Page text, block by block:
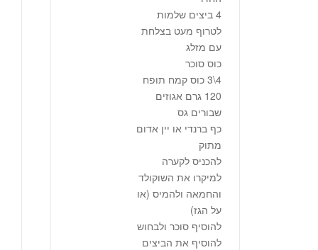
4 ביצים שלמות
לטרוף מעט בצלחת
עם מזלג
כוס סוכר
4\3 כוס קמח תופח
120 גרם אגוזים
שבורים גס
כף ברנדי או יין אדום
מתוק
להכניס לקערה
למיקרו את השוקולד
והחמאה ולהמיס (או
על הגז)
להוסיף סוכר ולבחוש
להוסיף את הביצים